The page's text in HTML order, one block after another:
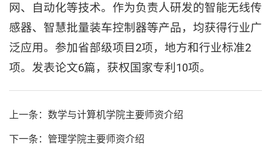
网、自动化等技术。作为负责人研发的智能无线传
感器、智慧批量装车控制器等产品，均获得行业广
泛应用。参加省部级项目2项，地方和行业标准2
项。发表论文6篇，获权国家专利10项。
上一条：数学与计算机学院主要师资介绍
下一条：管理学院主要师资介绍